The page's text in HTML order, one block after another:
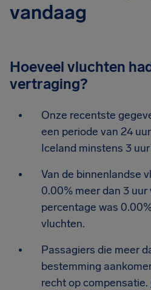
vandaag
Hoeveel vluchten
vertraging?
Onze recentste
een periode van 24
Iceland minstens 3
Van de binnenlandse
0.00% meer dan 3
percentage was
vluchten.
Passagiers die meer
bestemming
recht op compensatie.